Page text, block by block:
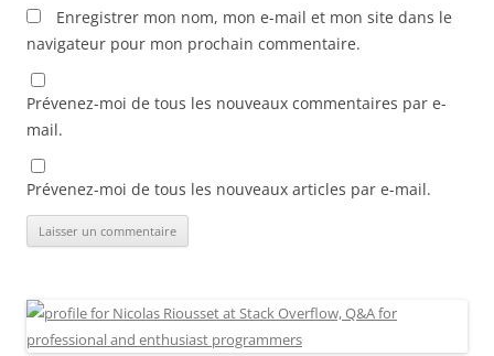
Enregistrer mon nom, mon e-mail et mon site dans le
navigateur pour mon prochain commentaire.
Prévenez-moi de tous les nouveaux commentaires par e-
mail.
Prévenez-moi de tous les nouveaux articles par e-mail.